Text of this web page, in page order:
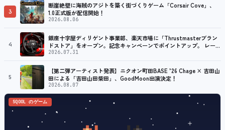
3
断崖絶壁に海賊のアジトを築く街づくりゲーム「Corsair Cove」、
1.0正式版が配信開始！
2026.08.06
4
銀座十字屋ディリゲント事業部、楽天市場に「Thrustmasterブラン
ドストア」をオープン。記念キャンペーンでポイントアップ。 レーシ
ング／フライトシム向けコントローラーを中心に、幅広くラインナッ
2026.07.31
5
【第二弾アーティスト発表】ニクオン町田BASE ’26 Chage × 吉田山
田による「吉田山田柴田」、GoodMoon出演決定！
2026.08.07
SQOOL のゲーム